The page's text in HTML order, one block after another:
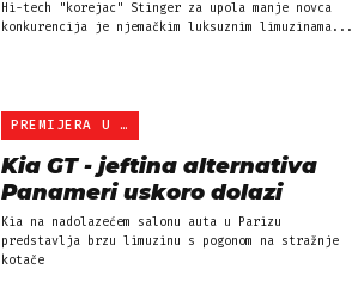
Hi-tech "korejac" Stinger za upola manje novca
konkurencija je njemačkim luksuznim limuzinama...
PREMIJERA U LISTOPADU
Kia GT - jeftina alternativa
Panameri uskoro dolazi
Kia na nadolazećem salonu auta u Parizu
predstavlja brzu limuzinu s pogonom na stražnje
kotače